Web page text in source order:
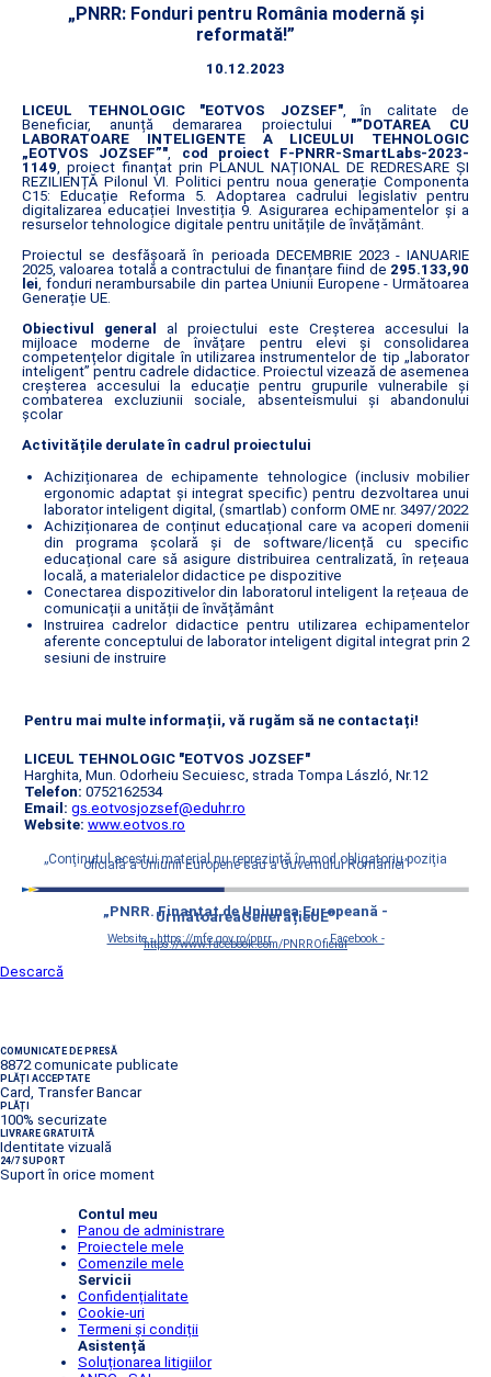
„PNRR: Fonduri pentru România modernă și
reformată!”
10.12.2023
LICEUL TEHNOLOGIC "EOTVOS JOZSEF", în calitate de
Beneficiar, anunță demararea proiectului "”DOTAREA CU
LABORATOARE INTELIGENTE A LICEULUI TEHNOLOGIC
„EOTVOS JOZSEF”", cod proiect F-PNRR-SmartLabs-2023-
1149, proiect finanțat prin PLANUL NAȚIONAL DE REDRESARE ȘI
REZILIENȚĂ Pilonul VI. Politici pentru noua generație Componenta
C15: Educație Reforma 5. Adoptarea cadrului legislativ pentru
digitalizarea educației Investiția 9. Asigurarea echipamentelor și a
resurselor tehnologice digitale pentru unitățile de învățământ.
Proiectul se desfășoară în perioada DECEMBRIE 2023 - IANUARIE
2025, valoarea totală a contractului de finanțare fiind de 295.133,90
lei, fonduri nerambursabile din partea Uniunii Europene - Următoarea
Generație UE.
Obiectivul general
al proiectului este Creșterea accesului la
mijloace moderne de învățare pentru elevi și consolidarea
competențelor digitale în utilizarea instrumentelor de tip „laborator
inteligent” pentru cadrele didactice. Proiectul vizează de asemenea
creșterea accesului la educație pentru grupurile vulnerabile și
combaterea excluziunii sociale, absenteismului și abandonului
școlar
Activitățile derulate în cadrul proiectului
Achiziționarea de echipamente tehnologice (inclusiv mobilier
ergonomic adaptat și integrat specific) pentru dezvoltarea unui
laborator inteligent digital, (smartlab) conform OME nr. 3497/2022
Achiziționarea de conținut educațional care va acoperi domenii
din programa școlară și de software/licență cu specific
educațional care să asigure distribuirea centralizată, în rețeaua
locală, a materialelor didactice pe dispozitive
Conectarea dispozitivelor din laboratorul inteligent la rețeaua de
comunicații a unității de învățământ
Instruirea cadrelor didactice pentru utilizarea echipamentelor
aferente conceptului de laborator inteligent digital integrat prin 2
sesiuni de instruire
Pentru mai multe informații, vă rugăm să ne contactați!
LICEUL TEHNOLOGIC "EOTVOS JOZSEF"
Harghita, Mun. Odorheiu Secuiesc, strada Tompa László, Nr.12
Telefon: 0752162534
Email: gs.eotvosjozsef@eduhr.ro
Website: www.eotvos.ro
„Conţinutul acestui material nu reprezintă în mod obligatoriu poziţia
oficială a Uniunii Europene sau a Guvernului României”
„PNRR. Finanțat de Uniunea Europeană -
UrmătoareaGenerațieUE”
Website - https://mfe.gov.ro/pnrr Facebook -
https://www.facebook.com/PNRROficial
Descarcă
COMUNICATE DE PRESĂ
8872 comunicate publicate
PLĂȚI ACCEPTATE
Card, Transfer Bancar
PLĂȚI
100% securizate
LIVRARE GRATUITĂ
Identitate vizuală
24/7 SUPORT
Suport în orice moment
Contul meu
Panou de administrare
Proiectele mele
Comenzile mele
Servicii
Confidențialitate
Cookie-uri
Termeni și condiții
Asistență
Soluționarea litigiilor